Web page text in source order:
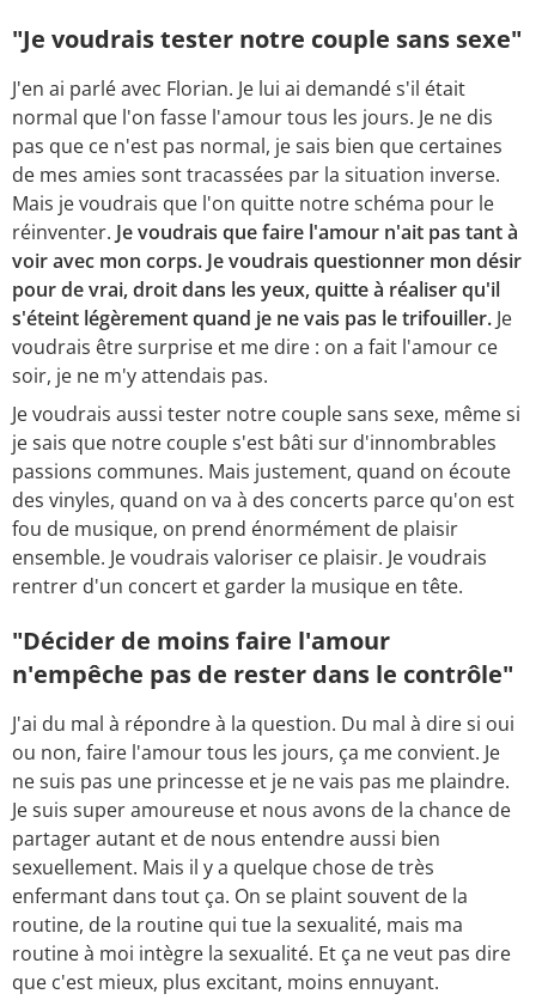
"Je voudrais tester notre couple sans sexe"
J'en ai parlé avec Florian. Je lui ai demandé s'il était
normal que l'on fasse l'amour tous les jours. Je ne dis
pas que ce n'est pas normal, je sais bien que certaines
de mes amies sont tracassées par la situation inverse.
Mais je voudrais que l'on quitte notre schéma pour le
réinventer. Je voudrais que faire l'amour n'ait pas tant à
voir avec mon corps. Je voudrais questionner mon désir
pour de vrai, droit dans les yeux, quitte à réaliser qu'il
s'éteint légèrement quand je ne vais pas le trifouiller. Je
voudrais être surprise et me dire : on a fait l'amour ce
soir, je ne m'y attendais pas.
Je voudrais aussi tester notre couple sans sexe, même si
je sais que notre couple s'est bâti sur d'innombrables
passions communes. Mais justement, quand on écoute
des vinyles, quand on va à des concerts parce qu'on est
fou de musique, on prend énormément de plaisir
ensemble. Je voudrais valoriser ce plaisir. Je voudrais
rentrer d'un concert et garder la musique en tête.
"Décider de moins faire l'amour
n'empêche pas de rester dans le contrôle"
J'ai du mal à répondre à la question. Du mal à dire si oui
ou non, faire l'amour tous les jours, ça me convient. Je
ne suis pas une princesse et je ne vais pas me plaindre.
Je suis super amoureuse et nous avons de la chance de
partager autant et de nous entendre aussi bien
sexuellement. Mais il y a quelque chose de très
enfermant dans tout ça. On se plaint souvent de la
routine, de la routine qui tue la sexualité, mais ma
routine à moi intègre la sexualité. Et ça ne veut pas dire
que c'est mieux, plus excitant, moins ennuyant.